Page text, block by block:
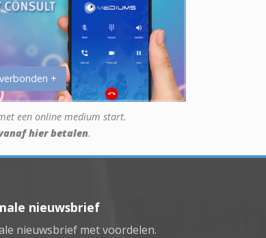
+
een online medium start.
hier betalen.
nieuwsbrief
nieuwsbrief met voordelen.